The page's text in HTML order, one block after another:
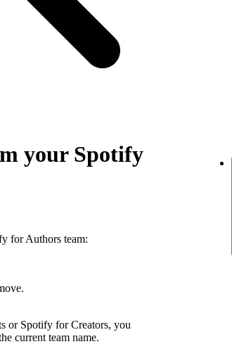
your Spotify
for Authors team:
or Spotify for Creators, you
current team name.